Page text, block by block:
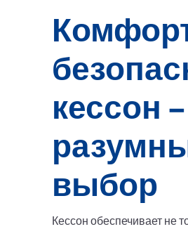
кессон –
выбор
Кессон обеспечивает не